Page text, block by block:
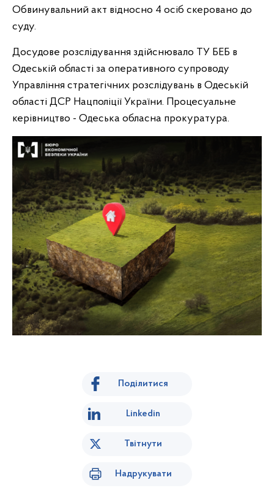
Обвинувальний акт відносно 4 осіб скеровано до
суду.
Досудове розслідування здійснювало ТУ БЕБ в
Одеській області за оперативного супроводу
Управління стратегічних розслідувань в Одеській
області ДСР Нацполіції України. Процесуальне
керівництво - Одеська обласна прокуратура.
Поділитися
Linkedin
Твітнути
Надрукувати